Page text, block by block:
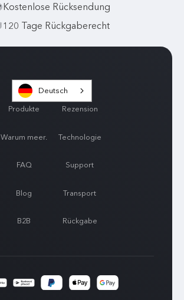
Kostenlose Rücksendung
120 Tage Rückgaberecht
Produkte Rezension
Warum meer. Technologie
FAQ Support
Blog Transport
B2B Rückgabe
Deutsch